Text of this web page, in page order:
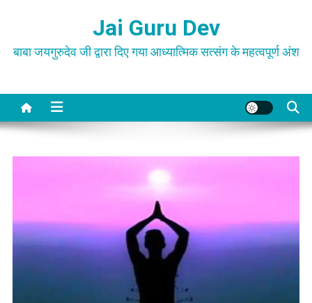
content
Jai Guru Dev
बाबा जयगुरुदेव जी द्वारा दिए गया आध्यात्मिक सत्संग के महत्वपूर्ण अंश